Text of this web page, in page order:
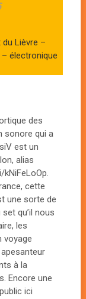
Lièvre –
électronique
des
sonore qui a
est un
alias
kNiFeLoOp.
cette
une sorte de
qu’il nous
les
voyage
à la
Encore une
ici